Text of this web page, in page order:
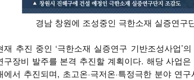
경남 창원에 조성중인 극한소재 실증연구
재 추진 중인 ‘극한소재 실증연구 기반조성사업’
구장비 발주를 본격 추진할 계획이다. 해당 사업
에서 추진되며, 초고온·극저온·특정극한 분야 연